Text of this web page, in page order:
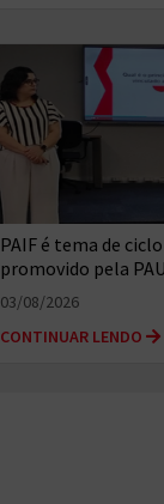
PAIF é tema de
promovido pela
Salvador (BA)
03/08/2026
CONTINUAR LENDO